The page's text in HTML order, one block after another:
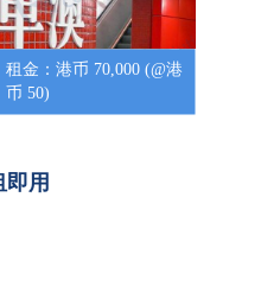
租金：港币 70,000 (@港
币 50)
用